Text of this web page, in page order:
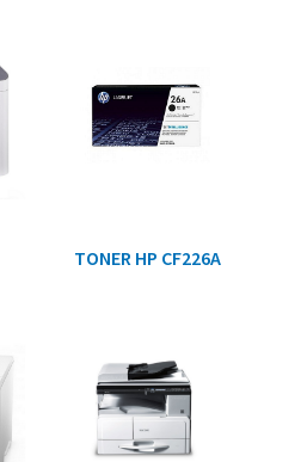
TONER HP CF226A